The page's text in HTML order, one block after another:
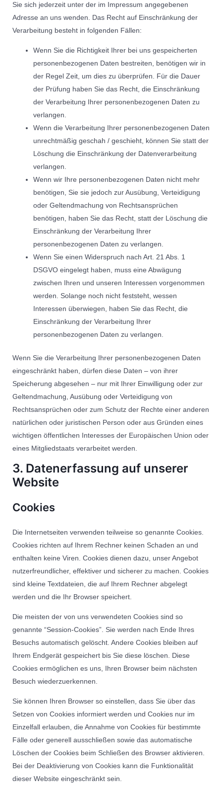
Sie sich jederzeit unter der im Impressum angegebenen
Adresse an uns wenden. Das Recht auf Einschränkung der
Verarbeitung besteht in folgenden Fällen:
Wenn Sie die Richtigkeit Ihrer bei uns gespeicherten
personenbezogenen Daten bestreiten, benötigen wir in
der Regel Zeit, um dies zu überprüfen. Für die Dauer
der Prüfung haben Sie das Recht, die Einschränkung
der Verarbeitung Ihrer personenbezogenen Daten zu
verlangen.
Wenn die Verarbeitung Ihrer personenbezogenen Daten
unrechtmäßig geschah / geschieht, können Sie statt der
Löschung die Einschränkung der Datenverarbeitung
verlangen.
Wenn wir Ihre personenbezogenen Daten nicht mehr
benötigen, Sie sie jedoch zur Ausübung, Verteidigung
oder Geltendmachung von Rechtsansprüchen
benötigen, haben Sie das Recht, statt der Löschung die
Einschränkung der Verarbeitung Ihrer
personenbezogenen Daten zu verlangen.
Wenn Sie einen Widerspruch nach Art. 21 Abs. 1
DSGVO eingelegt haben, muss eine Abwägung
zwischen Ihren und unseren Interessen vorgenommen
werden. Solange noch nicht feststeht, wessen
Interessen überwiegen, haben Sie das Recht, die
Einschränkung der Verarbeitung Ihrer
personenbezogenen Daten zu verlangen.
Wenn Sie die Verarbeitung Ihrer personenbezogenen Daten
eingeschränkt haben, dürfen diese Daten – von ihrer
Speicherung abgesehen – nur mit Ihrer Einwilligung oder zur
Geltendmachung, Ausübung oder Verteidigung von
Rechtsansprüchen oder zum Schutz der Rechte einer anderen
natürlichen oder juristischen Person oder aus Gründen eines
wichtigen öffentlichen Interesses der Europäischen Union oder
eines Mitgliedstaats verarbeitet werden.
3. Datenerfassung auf unserer
Website
Cookies
Die Internetseiten verwenden teilweise so genannte Cookies.
Cookies richten auf Ihrem Rechner keinen Schaden an und
enthalten keine Viren. Cookies dienen dazu, unser Angebot
nutzerfreundlicher, effektiver und sicherer zu machen. Cookies
sind kleine Textdateien, die auf Ihrem Rechner abgelegt
werden und die Ihr Browser speichert.
Die meisten der von uns verwendeten Cookies sind so
genannte “Session-Cookies”. Sie werden nach Ende Ihres
Besuchs automatisch gelöscht. Andere Cookies bleiben auf
Ihrem Endgerät gespeichert bis Sie diese löschen. Diese
Cookies ermöglichen es uns, Ihren Browser beim nächsten
Besuch wiederzuerkennen.
Sie können Ihren Browser so einstellen, dass Sie über das
Setzen von Cookies informiert werden und Cookies nur im
Einzelfall erlauben, die Annahme von Cookies für bestimmte
Fälle oder generell ausschließen sowie das automatische
Löschen der Cookies beim Schließen des Browser aktivieren.
Bei der Deaktivierung von Cookies kann die Funktionalität
dieser Website eingeschränkt sein.